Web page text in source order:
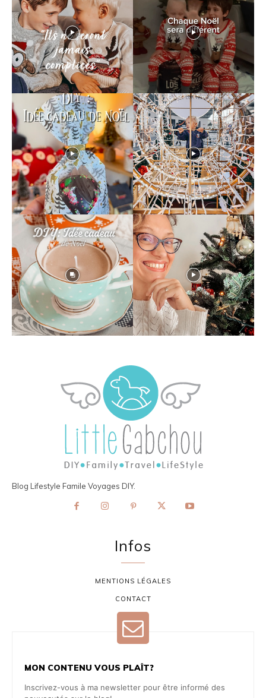
Blog Lifestyle Famile Voyages DIY.
Infos
MENTIONS LÉGALES
CONTACT
MON CONTENU VOUS PLAÎT?
Inscrivez-vous à ma newsletter pour être informé des